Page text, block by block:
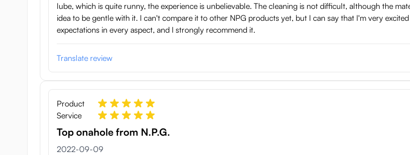
lube, which is quite runny, the experience is unbelievable. The cleaning is not difficult, although the
idea to be gentle with it. I can't compare it to other NPG products yet, but I can say that I'm very
expectations in every aspect, and I strongly recommend it.
Translate review
Product
Service
Top onahole from N.P.G.
9 september 2022
2022-09-09